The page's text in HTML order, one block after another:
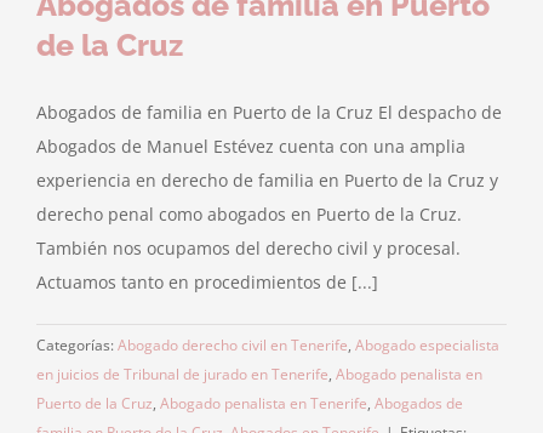
de la Cruz
Abogados de familia en Puerto de la Cruz El despacho de
Abogados de Manuel Estévez cuenta con una amplia
experiencia en derecho de familia en Puerto de la Cruz y
derecho penal como abogados en Puerto de la Cruz.
También nos ocupamos del derecho civil y procesal.
Actuamos tanto en procedimientos de [...]
Categorías: Abogado derecho civil en Tenerife, Abogado especialista
en juicios de Tribunal de jurado en Tenerife, Abogado penalista en
Puerto de la Cruz, Abogado penalista en Tenerife, Abogados de